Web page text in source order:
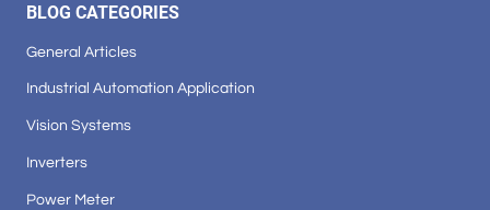
BLOG CATEGORIES
General Articles
Industrial Automation Application
Vision Systems
Inverters
Power Meter